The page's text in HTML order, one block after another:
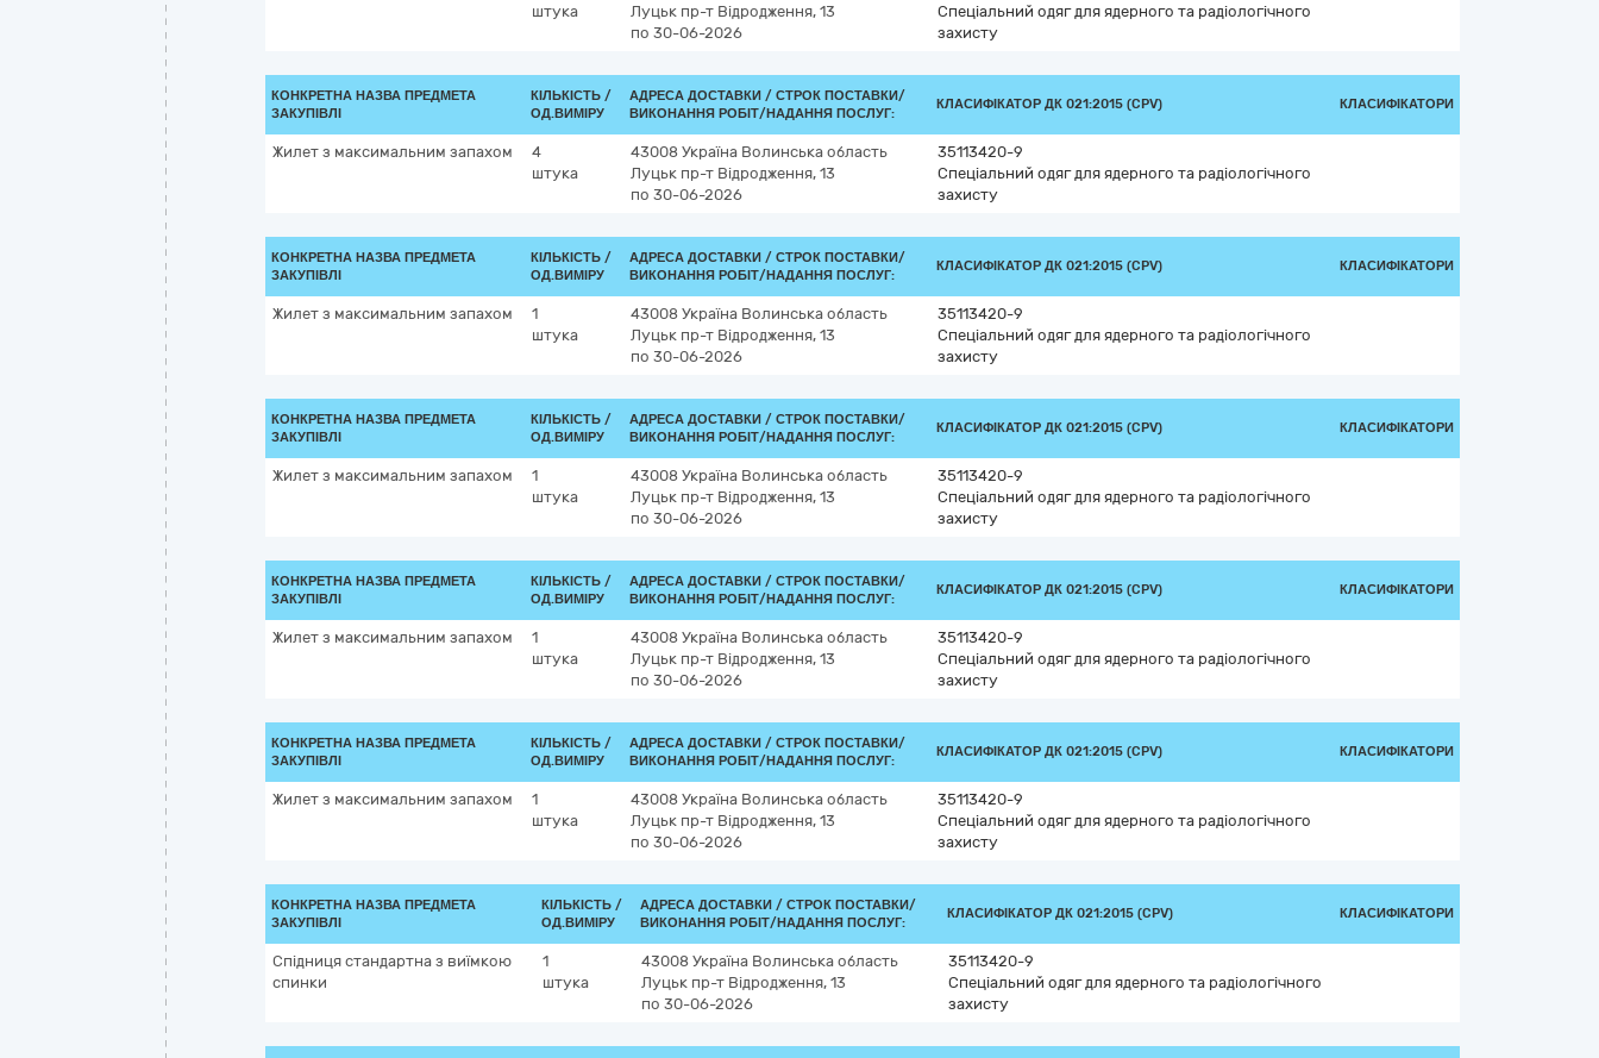
штука
Луцьк пр-т Відродження, 13
по 30-06-2026
Спеціальний одяг для ядерного та радіологічного
захисту
КОНКРЕТНА НАЗВА ПРЕДМЕТА
ЗАКУПІВЛІ
КІЛЬКІСТЬ /
ОД.ВИМІРУ
АДРЕСА ДОСТАВКИ / СТРОК ПОСТАВКИ/
ВИКОНАННЯ РОБІТ/НАДАННЯ ПОСЛУГ:
КЛАСИФІКАТОР ДК 021:2015 (CPV) КЛАСИФІКАТОРИ
Жилет з максимальним запахом
4
штука
43008 Україна Волинська область
Луцьк пр-т Відродження, 13
по 30-06-2026
35113420-9
Спеціальний одяг для ядерного та радіологічного
захисту
КОНКРЕТНА НАЗВА ПРЕДМЕТА
ЗАКУПІВЛІ
КІЛЬКІСТЬ /
ОД.ВИМІРУ
АДРЕСА ДОСТАВКИ / СТРОК ПОСТАВКИ/
ВИКОНАННЯ РОБІТ/НАДАННЯ ПОСЛУГ:
КЛАСИФІКАТОР ДК 021:2015 (CPV) КЛАСИФІКАТОРИ
Жилет з максимальним запахом
1
штука
43008 Україна Волинська область
Луцьк пр-т Відродження, 13
по 30-06-2026
35113420-9
Спеціальний одяг для ядерного та радіологічного
захисту
КОНКРЕТНА НАЗВА ПРЕДМЕТА
ЗАКУПІВЛІ
КІЛЬКІСТЬ /
ОД.ВИМІРУ
АДРЕСА ДОСТАВКИ / СТРОК ПОСТАВКИ/
ВИКОНАННЯ РОБІТ/НАДАННЯ ПОСЛУГ:
КЛАСИФІКАТОР ДК 021:2015 (CPV) КЛАСИФІКАТОРИ
Жилет з максимальним запахом
1
штука
43008 Україна Волинська область
Луцьк пр-т Відродження, 13
по 30-06-2026
35113420-9
Спеціальний одяг для ядерного та радіологічного
захисту
КОНКРЕТНА НАЗВА ПРЕДМЕТА
ЗАКУПІВЛІ
КІЛЬКІСТЬ /
ОД.ВИМІРУ
АДРЕСА ДОСТАВКИ / СТРОК ПОСТАВКИ/
ВИКОНАННЯ РОБІТ/НАДАННЯ ПОСЛУГ:
КЛАСИФІКАТОР ДК 021:2015 (CPV) КЛАСИФІКАТОРИ
Жилет з максимальним запахом
1
штука
43008 Україна Волинська область
Луцьк пр-т Відродження, 13
по 30-06-2026
35113420-9
Спеціальний одяг для ядерного та радіологічного
захисту
КОНКРЕТНА НАЗВА ПРЕДМЕТА
ЗАКУПІВЛІ
КІЛЬКІСТЬ /
ОД.ВИМІРУ
АДРЕСА ДОСТАВКИ / СТРОК ПОСТАВКИ/
ВИКОНАННЯ РОБІТ/НАДАННЯ ПОСЛУГ:
КЛАСИФІКАТОР ДК 021:2015 (CPV) КЛАСИФІКАТОРИ
Жилет з максимальним запахом
1
штука
43008 Україна Волинська область
Луцьк пр-т Відродження, 13
по 30-06-2026
35113420-9
Спеціальний одяг для ядерного та радіологічного
захисту
КОНКРЕТНА НАЗВА ПРЕДМЕТА
ЗАКУПІВЛІ
КІЛЬКІСТЬ /
ОД.ВИМІРУ
АДРЕСА ДОСТАВКИ / СТРОК ПОСТАВКИ/
ВИКОНАННЯ РОБІТ/НАДАННЯ ПОСЛУГ:
КЛАСИФІКАТОР ДК 021:2015 (CPV) КЛАСИФІКАТОРИ
Спідниця стандартна з виїмкою
спинки
1
штука
43008 Україна Волинська область
Луцьк пр-т Відродження, 13
по 30-06-2026
35113420-9
Спеціальний одяг для ядерного та радіологічного
захисту